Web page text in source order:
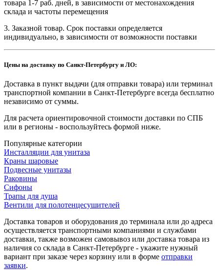
товара 1-7 раб. дней, в зависимости от местонахождения
склада и частоты перемещения
3. Заказной товар. Срок поставки определяется
индивидуально, в зависимости от возможности поставки
Цены на доставку по Санкт-Петербургу и ЛО:
Доставка в пункт выдачи (для отправки товара) или терминал
транспортной компании в Санкт-Петербурге всегда бесплатно
независимо от суммы.
Для расчета ориентировочной стоимости доставки по СПБ
или в регионы - воспользуйтесь формой ниже.
Популярные категории
Инсталляции для унитаза
Краны шаровые
Подвесные унитазы
Раковины
Сифоны
Трапы для душа
Вентили для полотенцесушителей
Доставка товаров и оборудования до терминала или до адреса
осуществляется транспортными компаниями и службами
доставки, также возможен самовывоз или доставка товара из
наличия со склада в Санкт-Петербурге - укажите нужный
вариант при заказе через корзину или в форме отправки
заявки.